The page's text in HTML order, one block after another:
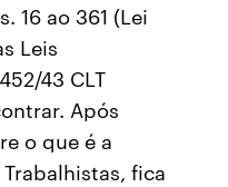
16 ao 361 (Lei
Leis
43 CLT
Após
o que é a
fica